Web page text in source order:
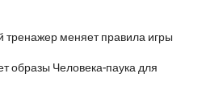
тренажер меняет правила игры
образы Человека-паука для